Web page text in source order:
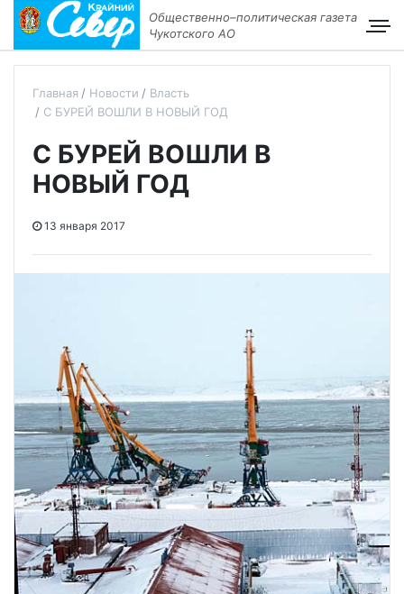
Общественно–политическая газета
Чукотского АО
Главная Новости
Власть
С БУРЕЙ ВОШЛИ В НОВЫЙ ГОД
С БУРЕЙ ВОШЛИ В
НОВЫЙ ГОД
13 января 2017